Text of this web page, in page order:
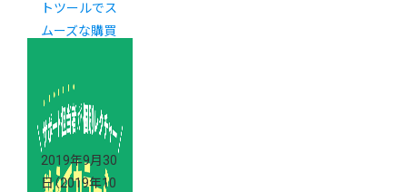
トツールでス
ムーズな購買
ミナー
2019年9月30
日（2019年10